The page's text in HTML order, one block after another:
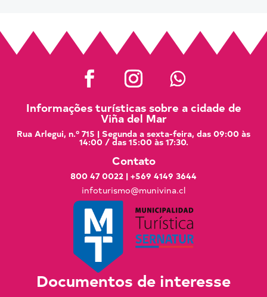
Informações turísticas sobre a cidade de
Viña del Mar
Rua Arlegui, n.º 715 | Segunda a sexta-feira, das 09:00 às
14:00 / das 15:00 às 17:30.
Contato
800 47 0022 | +569 4149 3644
infoturismo@munivina.cl
Documentos de interesse